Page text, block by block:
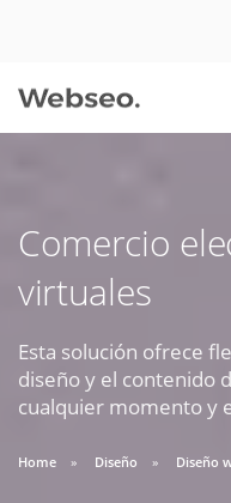
Comercio
virtuales
Esta solución ofrece
diseño y el contenido
cualquier momento y
Home Diseño Diseño
09:30